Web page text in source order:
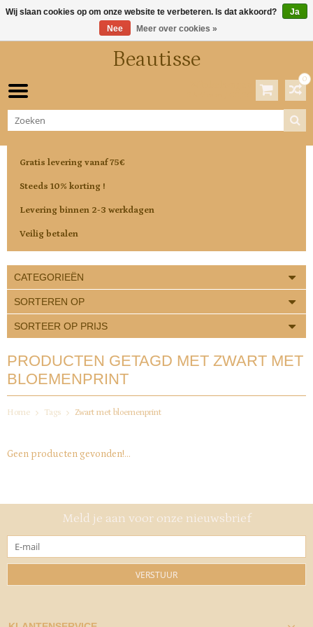
Beautisse
0
Gratis levering vanaf 75€
Steeds 10% korting !
Levering binnen 2-3 werkdagen
Veilig betalen
CATEGORIEËN
SORTEREN OP
SORTEER OP PRIJS
PRODUCTEN GETAGD MET ZWART MET
BLOEMENPRINT
Home Tags Zwart met bloemenprint
Geen producten gevonden!...
Meld je aan voor onze nieuwsbrief
VERSTUUR
Wij slaan cookies op om onze website te verbeteren. Is dat akkoord?
Ja
Nee
Meer over cookies »